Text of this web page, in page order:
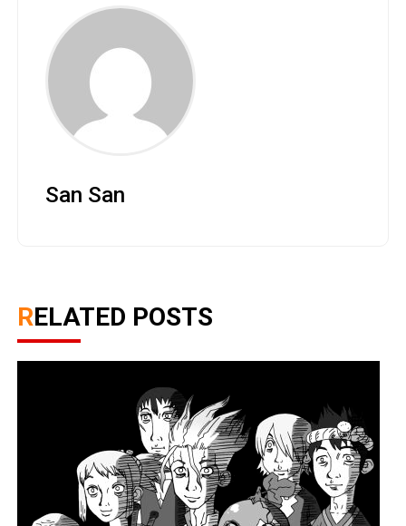
San San
RELATED POSTS